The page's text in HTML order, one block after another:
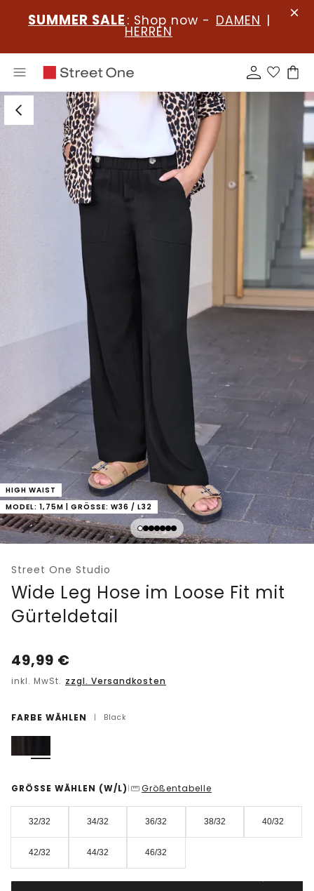
SUMMER SALE : Shop now - DAMEN |
HERREN
HIGH WAIST
MODEL: 1,75M | GRÖSSE: W36 / L32
Street One Studio
Wide Leg Hose im Loose Fit mit
Gürteldetail
49,99 €
inkl. MwSt. zzgl. Versandkosten
FARBE WÄHLEN | Black
GRÖSSE WÄHLEN (W/L) | Größentabelle
32/32 34/32 36/32 38/32 40/32
42/32 44/32 46/32